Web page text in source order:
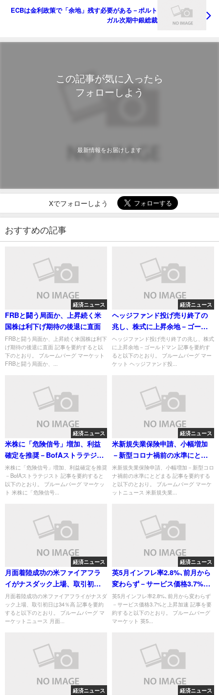
ECBは金利政策で「余地」残す必要がある－ポルト
ガル次期中銀総裁
この記事が気に入ったら
フォローしよう
最新情報をお届けします
Xでフォローしよう
おすすめの記事
経済ニュース
FRBと闘う局面か、上昇続く米
国株は利下げ期待の後退に直面
FRBと闘う局面か、上昇続く米国株は利下
げ期待の後退に直面 記事を要約すると以
下のとおり。 ブルームバーグ マーケット
FRBと闘う局面か、...
経済ニュース
ヘッジファンド投げ売り終了の
兆し、株式に上昇余地－ゴール
ドマン
ヘッジファンド投げ売り終了の兆し、株式
に上昇余地－ゴールドマン 記事を要約す
ると以下のとおり。 ブルームバーグ マー
ケット ヘッジファンド投...
経済ニュース
米株に「危険信号」増加、利益
確定を推奨－BofAストラテジス
ト
米株に「危険信号」増加、利益確定を推奨
－BofAストラテジスト 記事を要約すると
以下のとおり。 ブルームバーグ マーケッ
ト 米株に「危険信号...
経済ニュース
米新規失業保険申請、小幅増加
－新型コロナ禍前の水準にとど
まる
米新規失業保険申請、小幅増加－新型コロ
ナ禍前の水準にとどまる 記事を要約する
と以下のとおり。 ブルームバーグ マーケ
ットニュース 米新規失業...
経済ニュース
月面着陸成功の米ファイアフラ
イがナスダック上場、取引初日
は34％高
月面着陸成功の米ファイアフライがナスダ
ック上場、取引初日は34％高 記事を要約
すると以下のとおり。 ブルームバーグ マ
ーケットニュース 月面...
経済ニュース
英5月インフレ率2.8%､前月から
変わらず－サービス価格3.7%と
上昇加速
英5月インフレ率2.8%､前月から変わらず
－サービス価格3.7%と上昇加速 記事を要
約すると以下のとおり。 ブルームバーグ
マーケット 英5...
経済ニュース 経済ニュース